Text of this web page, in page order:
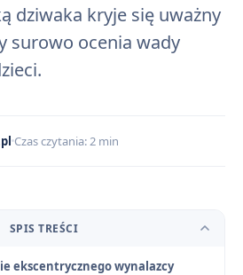
dziwaka kryje się uważny
surowo ocenia wady
Czas czytania: 2 min
SPIS TREŚCI
ekscentrycznego wynalazcy